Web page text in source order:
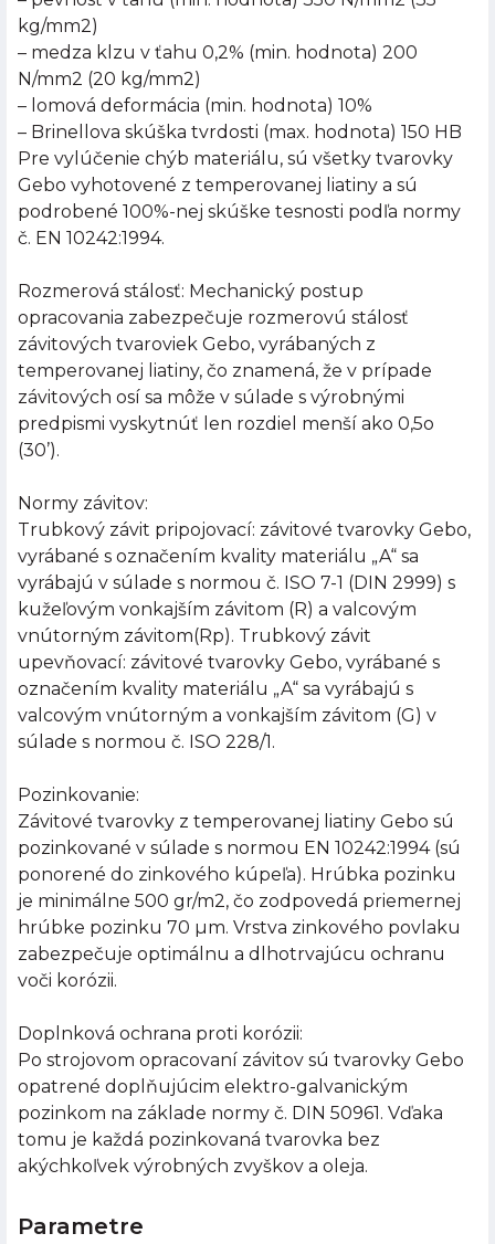
kg/mm2)
– medza klzu v ťahu 0,2% (min. hodnota) 200
N/mm2 (20 kg/mm2)
– lomová deformácia (min. hodnota) 10%
– Brinellova skúška tvrdosti (max. hodnota) 150 HB
Pre vylúčenie chýb materiálu, sú všetky tvarovky
Gebo vyhotovené z temperovanej liatiny a sú
podrobené 100%-nej skúške tesnosti podľa normy
č. EN 10242:1994.
Rozmerová stálosť: Mechanický postup
opracovania zabezpečuje rozmerovú stálosť
závitových tvaroviek Gebo, vyrábaných z
temperovanej liatiny, čo znamená, že v prípade
závitových osí sa môže v súlade s výrobnými
predpismi vyskytnúť len rozdiel menší ako 0,5o
(30’).
Normy závitov:
Trubkový závit pripojovací: závitové tvarovky Gebo,
vyrábané s označením kvality materiálu „A“ sa
vyrábajú v súlade s normou č. ISO 7-1 (DIN 2999) s
kužeľovým vonkajším závitom (R) a valcovým
vnútorným závitom(Rp). Trubkový závit
upevňovací: závitové tvarovky Gebo, vyrábané s
označením kvality materiálu „A“ sa vyrábajú s
valcovým vnútorným a vonkajším závitom (G) v
súlade s normou č. ISO 228/1.
Pozinkovanie:
Závitové tvarovky z temperovanej liatiny Gebo sú
pozinkované v súlade s normou EN 10242:1994 (sú
ponorené do zinkového kúpeľa). Hrúbka pozinku
je minimálne 500 gr/m2, čo zodpovedá priemernej
hrúbke pozinku 70 µm. Vrstva zinkového povlaku
zabezpečuje optimálnu a dlhotrvajúcu ochranu
voči korózii.
Doplnková ochrana proti korózii:
Po strojovom opracovaní závitov sú tvarovky Gebo
opatrené doplňujúcim elektro-galvanickým
pozinkom na základe normy č. DIN 50961. Vďaka
tomu je každá pozinkovaná tvarovka bez
akýchkoľvek výrobných zvyškov a oleja.
Parametre